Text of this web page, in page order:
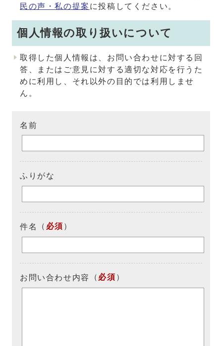
民の声・私の提案 に投稿してください。
個人情報の取り扱いについて
取得した個人情報は、お問い合わせに対する回
答、またはご意見に対する適切な対応を行うた
めに利用し、それ以外の目的では利用しませ
ん。
名前
ふりがな
件名 （ 必須 ）
お問い合わせ内容 （ 必須 ）